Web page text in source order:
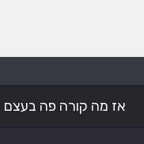
אז מה קורה פה בעצם